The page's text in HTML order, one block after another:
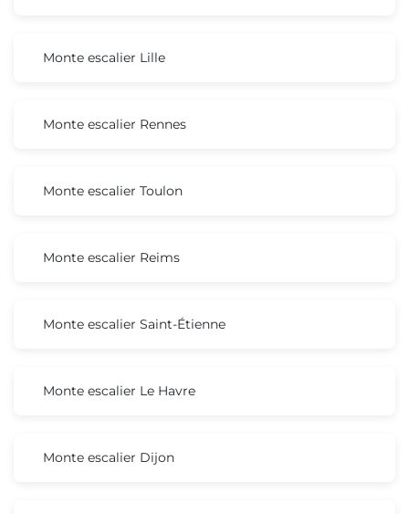
Monte escalier Lille
Monte escalier Rennes
Monte escalier Toulon
Monte escalier Reims
Monte escalier Saint-Étienne
Monte escalier Le Havre
Monte escalier Dijon